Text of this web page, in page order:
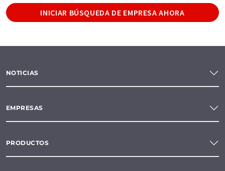
INICIAR BÚSQUEDA DE EMPRESA AHORA
NOTICIAS
EMPRESAS
PRODUCTOS